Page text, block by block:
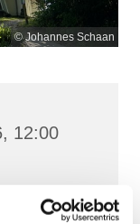
© Johannes Schaan
12:00
Hochufer /